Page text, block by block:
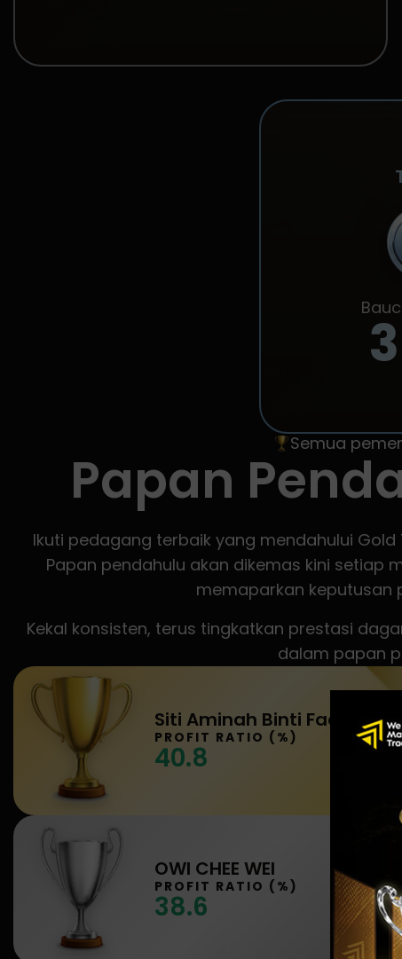
Semua
Papan
Ikuti pedagang terbaik yang mendahului
Papan pendahulu akan dikemas kini setiap
memaparkan keputusan
Kekal konsisten, terus tingkatkan prestasi
dalam papan
Siti Aminah Binti Fadzil
PROFIT RATIO (%)
40.8
OWI CHEE WEI
PROFIT RATIO (%)
38.6